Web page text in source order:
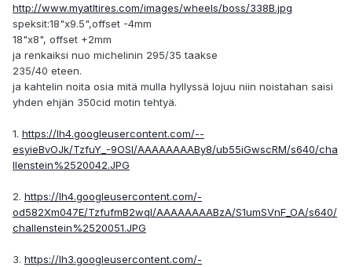
http://www.myatltires.com/images/wheels/boss/338B.jpg
speksit:18"x9.5",offset -4mm
18"x8", offset +2mm
ja renkaiksi nuo michelinin 295/35 taakse
235/40 eteen.
ja kahtelin noita osia mitä mulla hyllyssä lojuu niin noistahan saisi
yhden ehjän 350cid motin tehtyä.
1. https://lh4.googleusercontent.com/--
esyieBvOJk/TzfuY_-9OSI/AAAAAAAABy8/ub55iGwscRM/s640/cha
llenstein%2520042.JPG
2. https://lh4.googleusercontent.com/-
od582Xm047E/TzfufmB2wqI/AAAAAAAABzA/S1umSVnF_OA/s640/
challenstein%2520051.JPG
3. https://lh3.googleusercontent.com/-